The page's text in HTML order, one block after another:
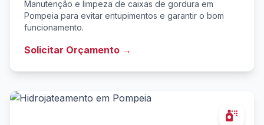
Manutenção e limpeza de caixas de gordura em
Pompeia para evitar entupimentos e garantir o bom
funcionamento.
Solicitar Orçamento →